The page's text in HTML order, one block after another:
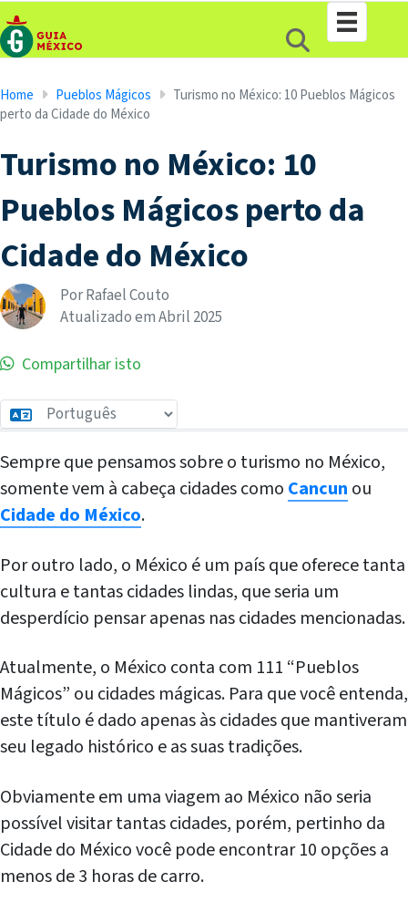
Home Pueblos Mágicos
Turismo no México: 10 Pueblos Mágicos
perto da Cidade do México
Turismo no México: 10
Pueblos Mágicos perto da
Cidade do México
Por Rafael Couto
Atualizado emAbril 2025
Compartilhar isto
Sempre que pensamos sobre o turismo no México,
somente vem à cabeça cidades como Cancun ou
Cidade do México.
Por outro lado, o México é um país que oferece tanta
cultura e tantas cidades lindas, que seria um
desperdício pensar apenas nas cidades mencionadas.
Atualmente, o México conta com 111 “Pueblos
Mágicos” ou cidades mágicas. Para que você entenda,
este título é dado apenas às cidades que mantiveram
seu legado histórico e as suas tradições.
Obviamente em uma viagem ao México não seria
possível visitar tantas cidades, porém, pertinho da
Cidade do México você pode encontrar 10 opções a
menos de 3 horas de carro.